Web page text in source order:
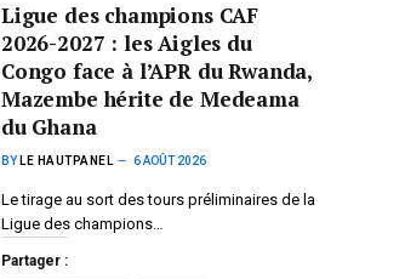
Ligue des champions CAF
2026-2027 : les Aigles du
Congo face à l’APR du Rwanda,
Mazembe hérite de Medeama
du Ghana
BY LE HAUTPANEL 6 AOÛT 2026
Le tirage au sort des tours préliminaires de la
Ligue des champions…
Partager :